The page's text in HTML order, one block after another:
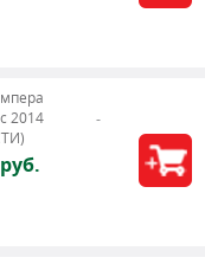
2014